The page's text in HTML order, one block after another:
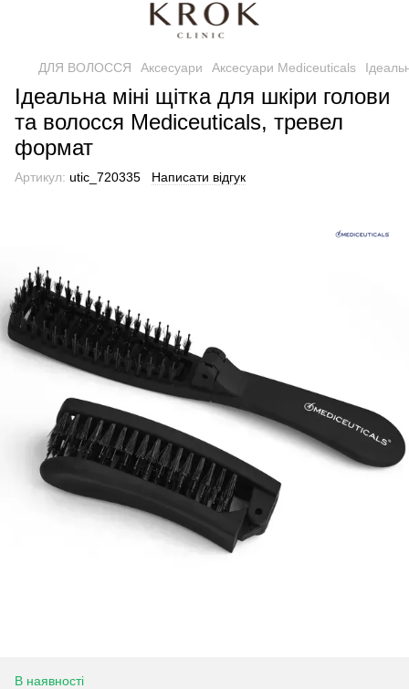
ДЛЯ ВОЛОССЯ Аксесуари Аксесуари Mediceuticals
Ідеальна міні щітка для шкіри голови
та волосся Mediceuticals, тревел
формат
Артикул: utic_720335 Написати відгук
В наявності